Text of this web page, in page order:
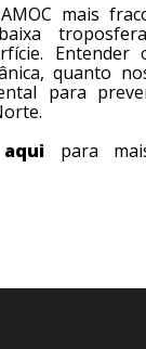
mais
Entender
quanto
para
aqui para